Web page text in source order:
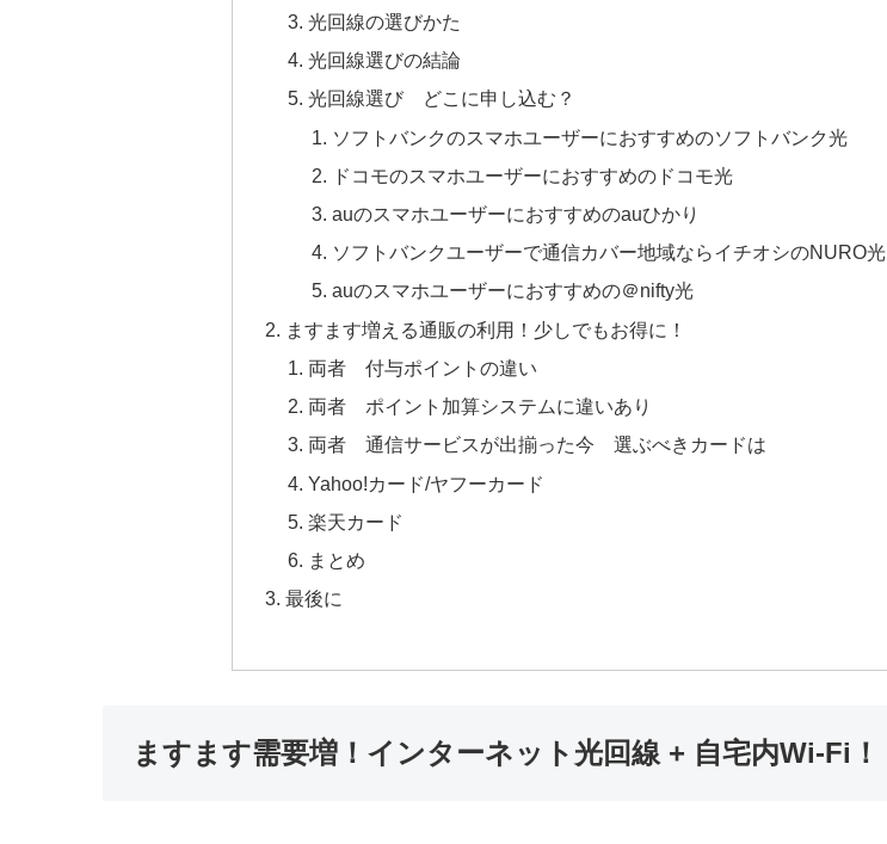
光回線の選びかた
光回線選びの結論
光回線選び どこに申し込む？
ソフトバンクのスマホユーザーにおすすめのソフトバンク光
ドコモのスマホユーザーにおすすめのドコモ光
auのスマホユーザーにおすすめのauひかり
ソフトバンクユーザーで通信カバー地域ならイチオシのNURO光
auのスマホユーザーにおすすめの＠nifty光
ますます増える通販の利用！少しでもお得に！
両者 付与ポイントの違い
両者 ポイント加算システムに違いあり
両者 通信サービスが出揃った今 選ぶべきカードは
Yahoo!カード/ヤフーカード
楽天カード
まとめ
最後に
ますます需要増！インターネット光回線 + 自宅内Wi-Fi！